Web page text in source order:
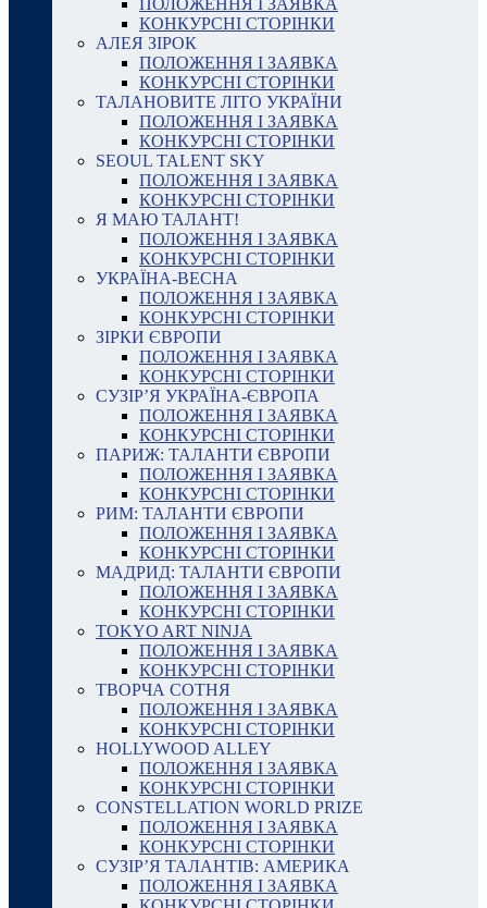
ПОЛОЖЕННЯ І ЗАЯВКА
КОНКУРСНІ СТОРІНКИ
АЛЕЯ ЗІРОК
ПОЛОЖЕННЯ І ЗАЯВКА
КОНКУРСНІ СТОРІНКИ
ТАЛАНОВИТЕ ЛІТО УКРАЇНИ
ПОЛОЖЕННЯ І ЗАЯВКА
КОНКУРСНІ СТОРІНКИ
SEOUL TALENT SKY
ПОЛОЖЕННЯ І ЗАЯВКА
КОНКУРСНІ СТОРІНКИ
Я МАЮ ТАЛАНТ!
ПОЛОЖЕННЯ І ЗАЯВКА
КОНКУРСНІ СТОРІНКИ
УКРАЇНА-ВЕСНА
ПОЛОЖЕННЯ І ЗАЯВКА
КОНКУРСНІ СТОРІНКИ
ЗІРКИ ЄВРОПИ
ПОЛОЖЕННЯ І ЗАЯВКА
КОНКУРСНІ СТОРІНКИ
СУЗІР’Я УКРАЇНА-ЄВРОПА
ПОЛОЖЕННЯ І ЗАЯВКА
КОНКУРСНІ СТОРІНКИ
ПАРИЖ: ТАЛАНТИ ЄВРОПИ
ПОЛОЖЕННЯ І ЗАЯВКА
КОНКУРСНІ СТОРІНКИ
РИМ: ТАЛАНТИ ЄВРОПИ
ПОЛОЖЕННЯ І ЗАЯВКА
КОНКУРСНІ СТОРІНКИ
МАДРИД: ТАЛАНТИ ЄВРОПИ
ПОЛОЖЕННЯ І ЗАЯВКА
КОНКУРСНІ СТОРІНКИ
TOKYO ART NINJA
ПОЛОЖЕННЯ І ЗАЯВКА
КОНКУРСНІ СТОРІНКИ
ТВОРЧА СОТНЯ
ПОЛОЖЕННЯ І ЗАЯВКА
КОНКУРСНІ СТОРІНКИ
HOLLYWOOD ALLEY
ПОЛОЖЕННЯ І ЗАЯВКА
КОНКУРСНІ СТОРІНКИ
CONSTELLATION WORLD PRIZE
ПОЛОЖЕННЯ І ЗАЯВКА
КОНКУРСНІ СТОРІНКИ
СУЗІР’Я ТАЛАНТІВ: АМЕРИКА
ПОЛОЖЕННЯ І ЗАЯВКА